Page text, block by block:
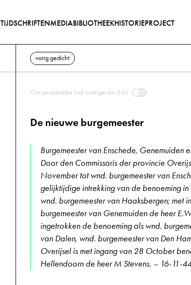
TIJDSCHRIFTENMEDIABIBLIOTHEEKHISTORIEPROJECT
vorig gedicht
Oorspronkelijke taal weergeven (NL)
De nieuwe burgemeester
Burgemeester van Enschede, Genemuiden
Door den Commissaris der provincie
November tot wnd. burgemeester van
gelijktijdige intrekking van de benoeming
wnd. burgemeester van Haaksbergen; met
burgemeester van Genemuiden de heer
ingetrokken de benoeming als wnd.
van Dalen, wnd. burgemeester van Den
Overijsel is met ingang van 28 October
Hellendoorn de heer M Stevens. – 16-11-